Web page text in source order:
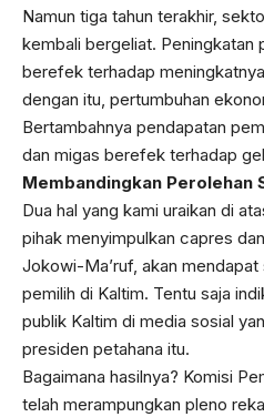
Namun tiga tahun terakhir,
kembali bergeliat. Peningkatan
berefek terhadap
dengan itu, pertumbuhan
Bertambahnya pendapatan
dan migas berefek terhadap
Membandingkan Perolehan
Dua hal yang kami uraikan di
pihak menyimpulkan capres
Jokowi-Ma’ruf, akan
pemilih di Kaltim. Tentu saja
publik Kaltim di media sosial
presiden petahana itu.
Bagaimana hasilnya? Komisi
telah merampungkan pleno